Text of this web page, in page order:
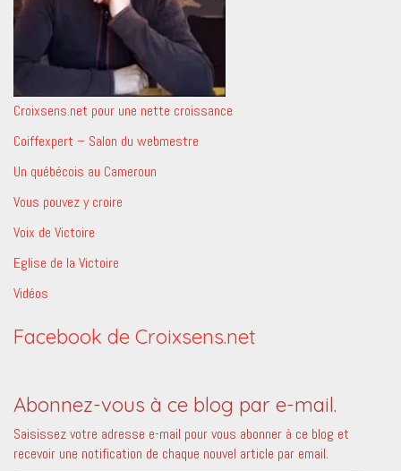
Croixsens.net pour une nette croissance
Coiffexpert – Salon du webmestre
Un québécois au Cameroun
Vous pouvez y croire
Voix de Victoire
Eglise de la Victoire
Vidéos
Facebook de Croixsens.net
Abonnez-vous à ce blog par e-mail.
Saisissez votre adresse e-mail pour vous abonner à ce blog et
recevoir une notification de chaque nouvel article par email.